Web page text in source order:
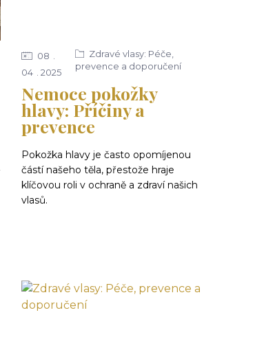
Nemoce pokožky
hlavy: Příčiny a
prevence
08
04
2025
Zdravé vlasy: Péče,
prevence a doporučení
Pokožka hlavy je často opomíjenou
částí našeho těla, přestože hraje
klíčovou roli v ochraně a zdraví našich
vlasů.